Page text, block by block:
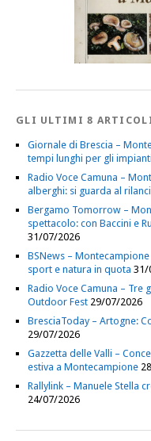
GLI ULTIMI 8
Giornale di Brescia –
tempi lunghi per gli impianti
Radio Voce Camuna –
alberghi: si guarda al
Bergamo Tomorrow –
spettacolo: con Baccini e
31/07/2026
BSNews –
sport e natura in quota 31/
Radio Voce Camuna –
Outdoor Fest 29/07/2026
BresciaToday – Artogne:
29/07/2026
Gazzetta delle Valli –
estiva a Montecampione
Rallylink – Manuele Stella
24/07/2026